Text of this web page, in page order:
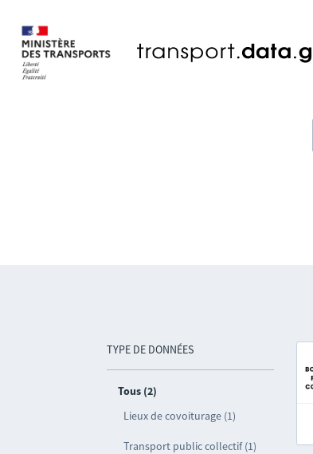
TYPE DE DONNÉES
Tous (2)
Lieux de covoiturage (1)
Transport public collectif (1)